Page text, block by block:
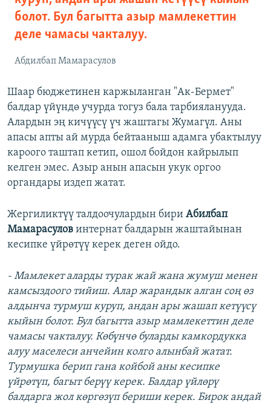
болот. Бул багытта азыр мамлекеттин
деле чамасы чакталуу.
Абдилбап Мамарасулов
Шаар бюджетинен каржыланган "Ак-Бермет"
балдар үйүндө учурда тогуз бала тарбияланууда.
Алардын эң кичүүсү үч жаштагы Жумагүл. Аны
апасы апты ай мурда бейтааныш адамга убактылуу
кароого таштап кетип, ошол бойдон кайрылып
келген эмес. Азыр анын апасын укук оргоо
органдары издеп жатат.
Жергиликтүү талдоочулардын бири Абилбап
Мамарасулов интернат балдарын жаштайынан
кесипке үйрөтүү керек деген ойдо.
- Мамлекет аларды турак жай жана жумуш менен
камсыздоого тийиш. Алар жарандык алган соң өз
алдынча турмуш куруп, андан ары жашап кетүүсү
кыйын болот. Бул багытта азыр мамлекеттин деле
чамасы чакталуу. Көбүнчө буларды камкордукка
алуу маселеси анчейин колго алынбай жатат.
Турмушка берип гана койбой аны кесипке
үйрөтүп, багыт берүү керек. Балдар үйлөрү
балдарга жол көргөзүп бериши керек. Бирок андай